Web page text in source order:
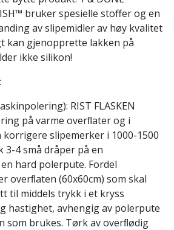
bruker spesielle stoffer og en
av slipemidler av høy kvalitet
kan gjenopprette lakken på
ikke silikon!
RIST FLASKEN
på varme overﬂater og i
korrigere slipemerker i 1000-1500
4 små dråper på en
hard polerpute. Fordel
overﬂaten (60x60cm) som skal
til middels trykk i et kryss
hastighet, avhengig av polerpute
som brukes. Tørk av overﬂødig